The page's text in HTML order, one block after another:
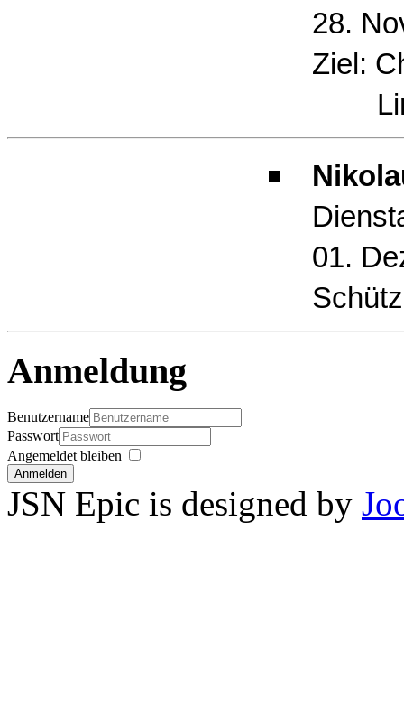
28.
Ziel:
01.
Anmeldung
Benutzername
Passwort
Angemeldet bleiben
Anmelden
JSN Epic is designed by